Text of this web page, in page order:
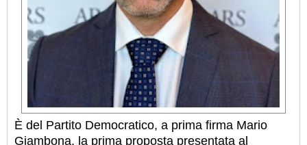
È del Partito Democratico, a prima firma Mario
Giambona, la prima proposta presentata al